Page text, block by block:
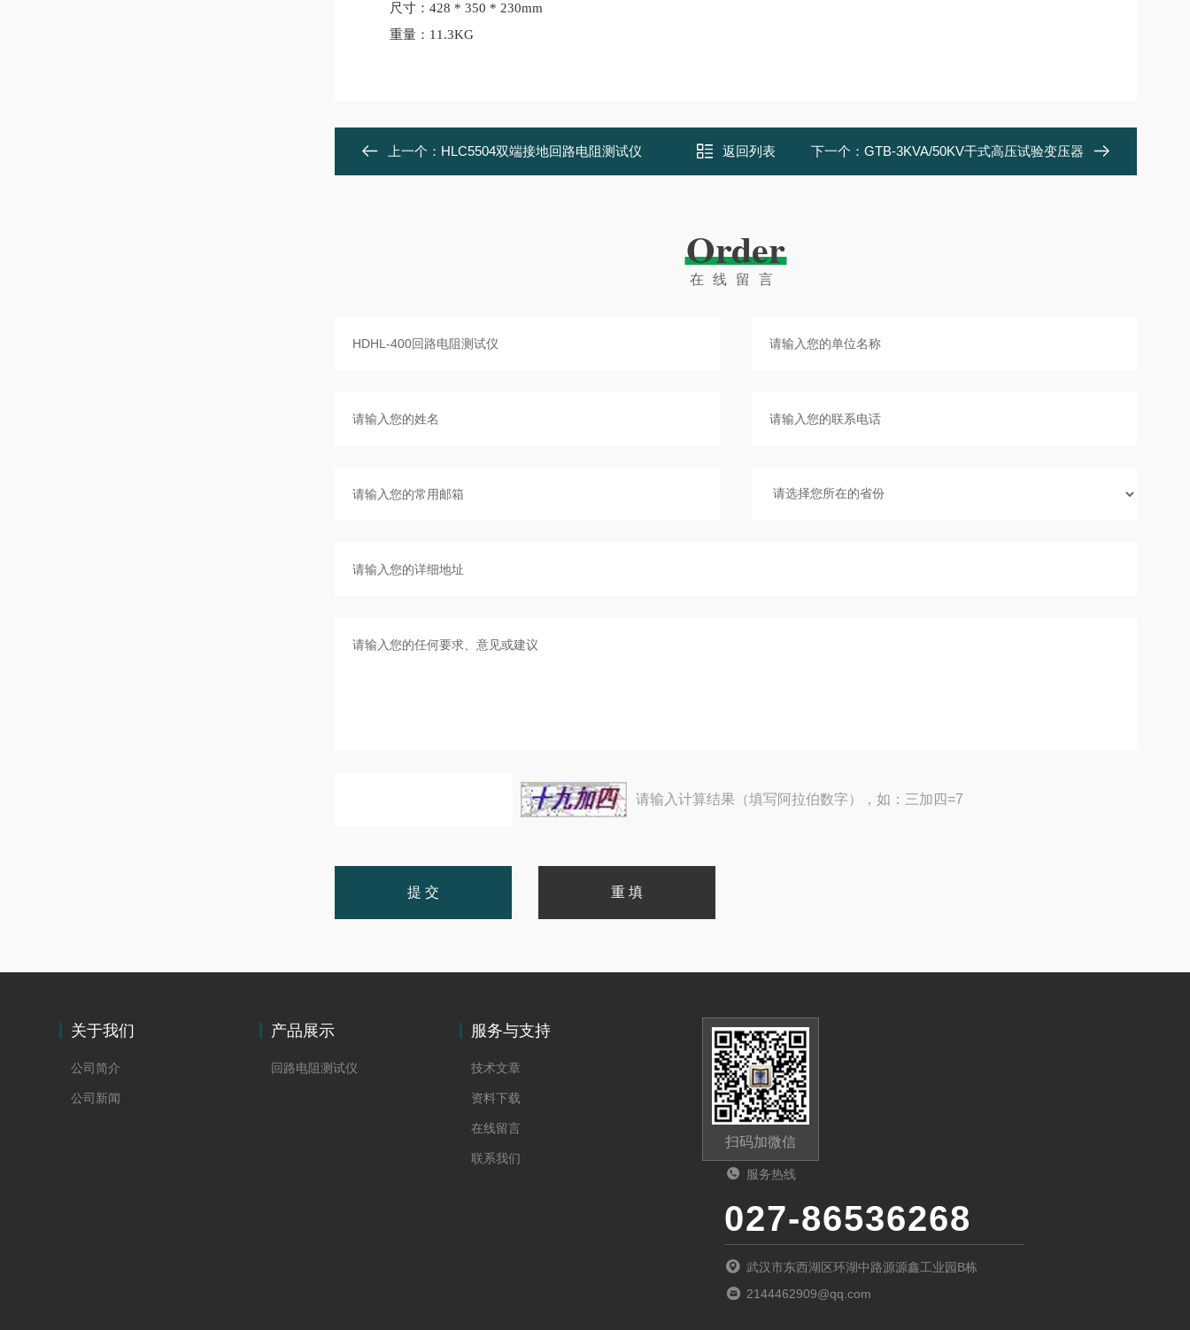
尺寸：428 * 350 * 230mm
重量：11.3KG
上一个： HLC5504双端接地回路电阻测试仪 返回列表 下一个： GTB-3KVA/50KV干式高压试验变压器
Order
在线留言
请输入计算结果（填写阿拉伯数字），如：三加四=7
关于我们
公司简介
公司新闻
产品展示
回路电阻测试仪
服务与支持
技术文章
资料下载
在线留言
联系我们
扫码加微信
服务热线
027-86536268
武汉市东西湖区环湖中路源源鑫工业园B栋
2144462909@qq.com